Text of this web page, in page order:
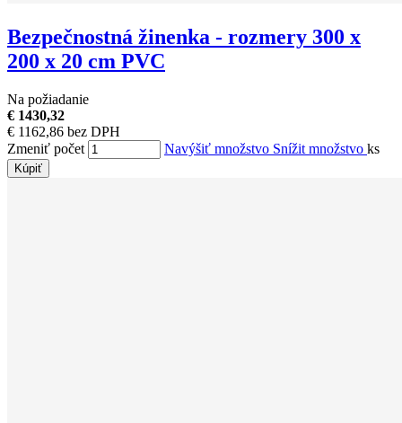
Bezpečnostná žinenka - rozmery 300 x
200 x 20 cm PVC
Na požiadanie
€ 1430,32
€ 1162,86 bez DPH
Zmeniť počet
Navýšiť množstvo Snížit množstvo ks
Kúpiť